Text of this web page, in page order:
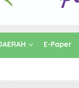
E-Paper